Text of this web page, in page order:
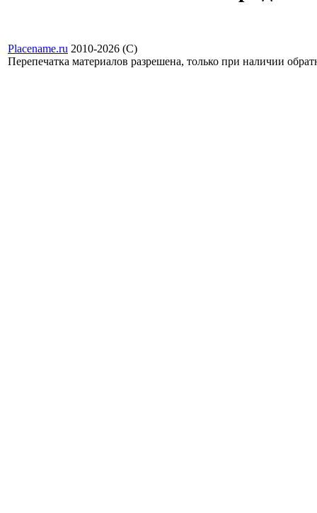
Placename.ru 2010-2026 (С)
Перепечатка материалов разрешена, только при наличии